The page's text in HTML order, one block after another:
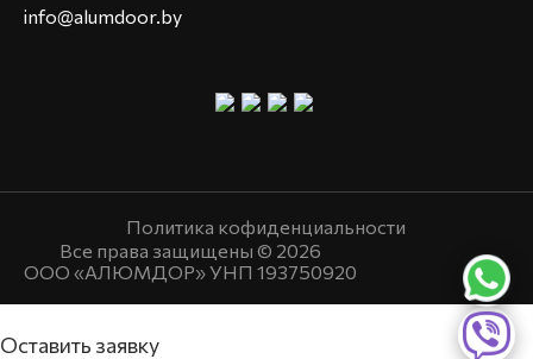
info@alumdoor.by
Все права защищены © 2026
ООО «АЛЮМДОР» УНП 193750920
Политика кофиденциальности
Оставить заявку